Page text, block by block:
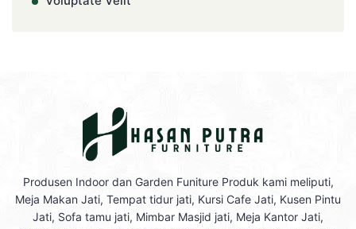
Produsen Indoor dan Garden Funiture Produk kami meliputi,
Meja Makan Jati, Tempat tidur jati, Kursi Cafe Jati, Kusen Pintu
Jati, Sofa tamu jati, Mimbar Masjid jati, Meja Kantor Jati,